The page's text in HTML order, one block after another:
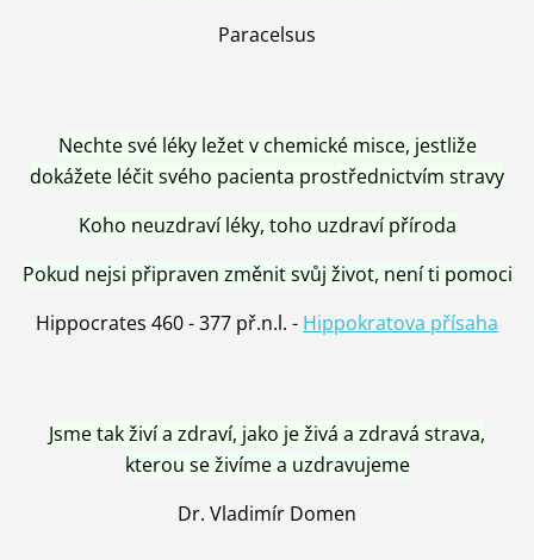
Paracelsus
Nechte své léky ležet v chemické misce, jestliže
dokážete léčit svého pacienta prostřednictvím stravy
Koho neuzdraví léky, toho uzdraví příroda
Pokud nejsi připraven změnit svůj život, není ti pomoci
Hippocrates 460 - 377 př.n.l. - Hippokratova přísaha
Jsme tak živí a zdraví, jako je živá a zdravá strava,
kterou se živíme a uzdravujeme
Dr. Vladimír Domen